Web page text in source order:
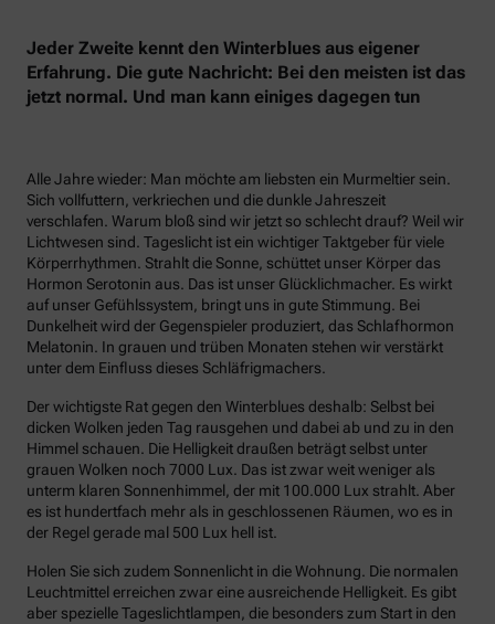
Jeder Zweite kennt den Winterblues aus eigener
Erfahrung. Die gute Nachricht: Bei den meisten ist das
jetzt normal. Und man kann einiges dagegen tun
Alle Jahre wieder: Man möchte am liebsten ein Murmeltier sein.
Sich vollfuttern, verkriechen und die dunkle Jahreszeit
verschlafen. Warum bloß sind wir jetzt so schlecht drauf? Weil wir
Lichtwesen sind. Tageslicht ist ein wichtiger Taktgeber für viele
Körperrhythmen. Strahlt die Sonne, schüttet unser Körper das
Hormon Serotonin aus. Das ist unser Glücklichmacher. Es wirkt
auf unser Gefühlssystem, bringt uns in gute Stimmung. Bei
Dunkelheit wird der Gegenspieler produziert, das Schlafhormon
Melatonin. In grauen und trüben Monaten stehen wir verstärkt
unter dem Einfluss dieses Schläfrigmachers.
Der wichtigste Rat gegen den Winterblues deshalb: Selbst bei
dicken Wolken jeden Tag rausgehen und dabei ab und zu in den
Himmel schauen. Die Helligkeit draußen beträgt selbst unter
grauen Wolken noch 7000 Lux. Das ist zwar weit weniger als
unterm klaren Sonnenhimmel, der mit 100.000 Lux strahlt. Aber
es ist hundertfach mehr als in geschlossenen Räumen, wo es in
der Regel gerade mal 500 Lux hell ist.
Holen Sie sich zudem Sonnenlicht in die Wohnung. Die normalen
Leuchtmittel erreichen zwar eine ausreichende Helligkeit. Es gibt
aber spezielle Tageslichtlampen, die besonders zum Start in den